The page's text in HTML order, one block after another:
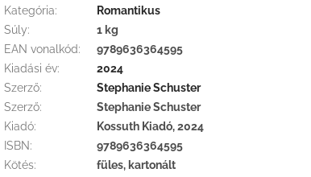
Kategória:
Romantikus
Súly:
1 kg
EAN vonalkód:
9789636364595
Kiadási év:
2024
Szerző:
Stephanie Schuster
Szerző:
Stephanie Schuster
Kiadó:
Kossuth Kiadó, 2024
ISBN:
9789636364595
Kötés:
füles, kartonált